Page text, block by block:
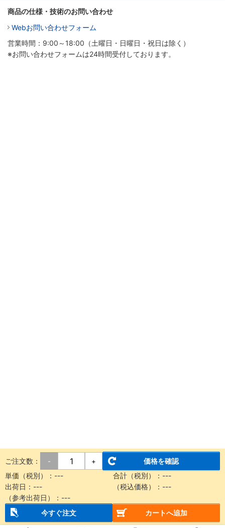
商品の仕様・技術のお問い合わせ
Webお問い合わせフォーム
営業時間：9:00～18:00（土曜日・日曜日・祝日は除く）
※お問い合わせフォームは24時間受付しております。
ご注文数： - +
価格を確認
単価（税別）： --- 合計（税別）： ---
出荷日： --- （税込価格）： ---
（参考出荷日）： ---
今すぐ注文
カートへ追加